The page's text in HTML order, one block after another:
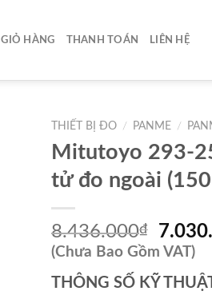
GIỎ HÀNG THANH TOÁN LIÊN HỆ
THIẾT BỊ ĐO / PANME /
Mitutoyo 293-
tử đo ngoài
8.436.000₫
Giá
gốc
là:
(Chưa Bao Gồm VAT)
THÔNG SỐ KỸ